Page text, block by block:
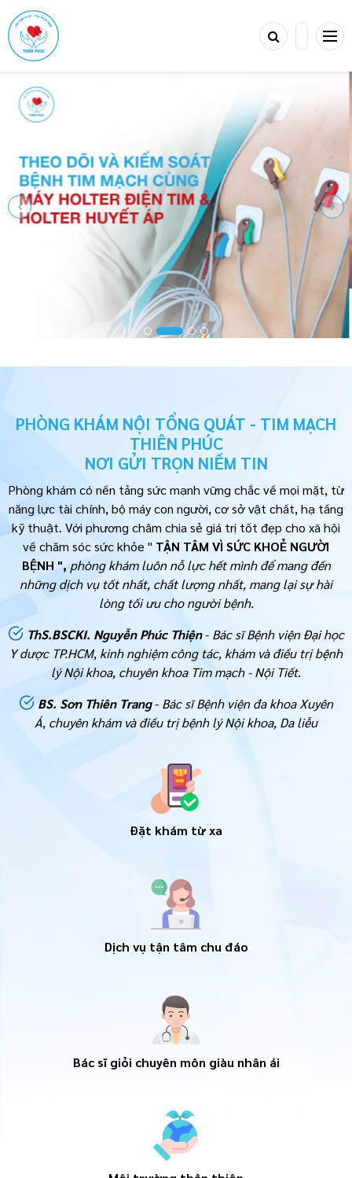
TIẾP TỤC MUA HÀNG
PHÒNG KHÁM NỘI TỔNG QUÁT - TIM MẠCH
THIÊN PHÚC
NƠI GỬI TRỌN NIỀM TIN
Phòng khám có nền tảng sức mạnh vững chắc về mọi mặt, từ
năng lực tài chính, bộ máy con người, cơ sở vật chất, hạ tầng
kỹ thuật. Với phương châm chia sẻ giá trị tốt đẹp cho xã hội
về chăm sóc sức khỏe " TẬN TÂM VÌ SỨC KHOẺ NGƯỜI
BỆNH ", phòng khám luôn nỗ lực hết mình để mang đến
những dịch vụ tốt nhất, chất lượng nhất, mang lại sự hài
lòng tối ưu cho người bệnh.
ThS.BSCKI. Nguyễn Phúc Thiện- Bác sĩ Bệnh viện Đại học
Y dược TP.HCM, kinh nghiệm công tác, khám và điều trị bệnh
lýNội khoa, chuyên khoa Tim mạch - Nội Tiết.
BS. Sơn Thiên Trang- Bác sĩ Bệnh viện đa khoa Xuyên
Á, chuyên khám và điều trị bệnh lýNội khoa, Da liễu
Đặt khám từ xa
Dịch vụ tận tâm chu đáo
Bác sĩ giỏi chuyên môn giàu nhân ái